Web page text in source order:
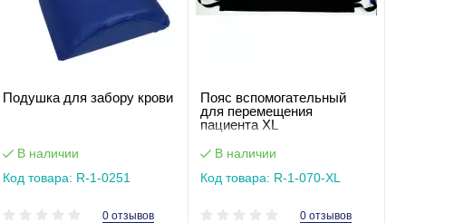
Подушка для забору крови
В наличии
Код товара: R-1-0251
0 отзывов
Пояс вспомогательный
для перемещения
пациента XL
В наличии
Код товара: R-1-070-XL
0 отзывов